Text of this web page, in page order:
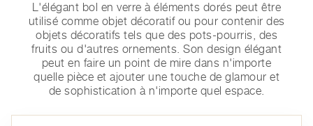
L'élégant bol en verre à éléments dorés peut être
utilisé comme objet décoratif ou pour contenir des
objets décoratifs tels que des pots-pourris, des
fruits ou d'autres ornements. Son design élégant
peut en faire un point de mire dans n'importe
quelle pièce et ajouter une touche de glamour et
de sophistication à n'importe quel espace.